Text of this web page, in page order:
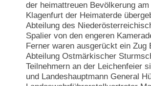
der heimattreuen Bevölkerung
Klagenfurt der Heimaterde
Abteilung des
Spalier von den engeren
Ferner waren ausgerückt ein Zug
Abteilung Ostmärkischer
Teilnehmern an der Leichenfeier
und Landeshauptmann General